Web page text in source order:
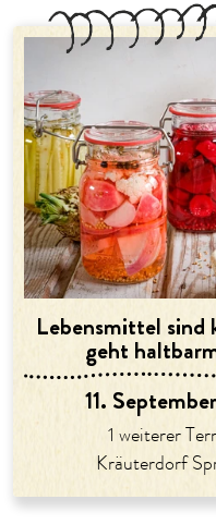
Lebensmittel sind
geht
11.
1 weiterer
Kräuterdorf